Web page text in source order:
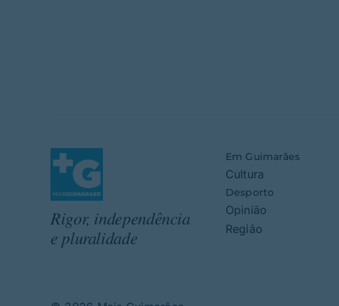
Rigor, independência
e pluralidade
Em Guimarães
Cultura
Desporto
Opinião
Região